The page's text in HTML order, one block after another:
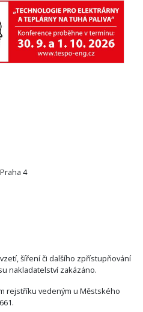
4
šíření či dalšího zpřístupňování
nakladatelství zakázáno.
rejstříku vedeným u Městského